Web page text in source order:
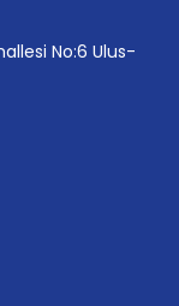
No:6 Ulus-